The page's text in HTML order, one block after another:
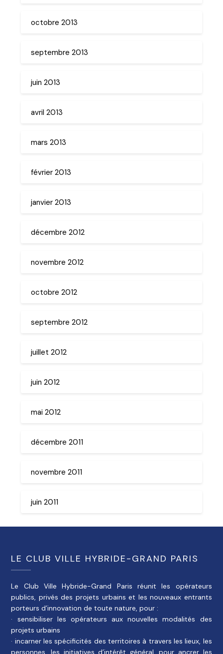
octobre 2013
septembre 2013
juin 2013
avril 2013
mars 2013
février 2013
janvier 2013
décembre 2012
novembre 2012
octobre 2012
septembre 2012
juillet 2012
juin 2012
mai 2012
décembre 2011
novembre 2011
juin 2011
LE CLUB VILLE HYBRIDE-GRAND PARIS
Le Club Ville Hybride-Grand Paris réunit les opérateurs
publics, privés des projets urbains et les nouveaux entrants
porteurs d’innovation de toute nature, pour :
· sensibiliser les opérateurs aux nouvelles modalités des
projets urbains
· incarner les spécificités des territoires à travers les lieux, les
personnes, les initiatives d’intérêt général, pour ancrer les